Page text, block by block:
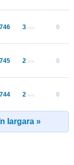
746 3 m/s 0
745 2 m/s 0
744 2 m/s 0
Iargara »